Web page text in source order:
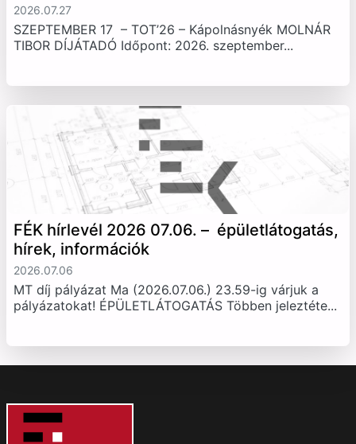
2026.07.27
SZEPTEMBER 17 – TOT’26 – Kápolnásnyék MOLNÁR
TIBOR DÍJÁTADÓ Időpont: 2026. szeptember...
FÉK hírlevél 2026 07.06. – épületlátogatás,
hírek, információk
2026.07.06
MT díj pályázat Ma (2026.07.06.) 23.59-ig várjuk a
pályázatokat! ÉPÜLETLÁTOGATÁS Többen jeleztéte...